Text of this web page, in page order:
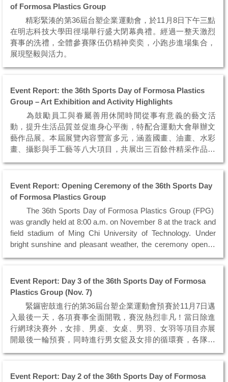
of Formosa Plastics Group
精彩緊湊的第36屆台塑企業運動會，於11月8日下午三點
在明志科技大學田徑場舉行盛大閉幕典禮。經過一整天激烈
賽事的洗禮，全體參賽隊伍仍精神奕奕，小跑步進場集合，
展現堅毅與活力。
榮耀時刻隨即登場，由總裁、管理中心主委及各級主管
Event Report: the 36th Sports Day of Formosa Plastics
Group – Art Exhibition and Activity Highlights
為鼓勵員工與眷屬善用休閒時間從事有意義的藝文活
動，提升生活品質並促進身心平衡，特配合運動大會舉辦文
藝作品展。本屆展覽內容豐富多元，涵蓋國畫、油畫、水彩
畫、攝影與手工藝等八大項目，共展出三百餘件精采作品，
Event Report: Opening Ceremony of the 36th Sports Day
of Formosa Plastics Group
The 36th Sports Day of Formosa Plastics Group (FPG)
was grandly held at 8:00 a.m. on November 8 at the track and
field stadium of Ming Chi University of Technology. Under
bright sunshine and pleasant weather, the ceremony opened
Event Report: Day 3 of the 36th Sports Day of Formosa
Plastics Group (Nov. 7)
緊鑼密鼓進行的第36屆台塑企業運動會預賽於11月7日邁
入最後一天，各項賽事全面開戰，賽況熱烈非凡！當日除進
行網球決賽外，女排、男桌、女桌、男羽、女羽等項目亦展
開最後一輪預賽，同時進行男女籃及女排的循環賽，各隊選
Event Report: Day 2 of the 36th Sports Day of Formosa